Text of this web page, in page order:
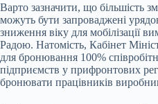
Варто зазначити, що більшість
можуть бути запроваджені
зниження віку для мобілізації
Радою. Натомість, Кабінет
для бронювання 100%
підприємств у прифронтових
бронювати працівників